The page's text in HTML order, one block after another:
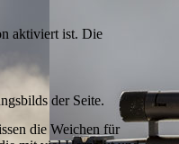
die Weichen für
aktiviert ist. Die
der Seite.